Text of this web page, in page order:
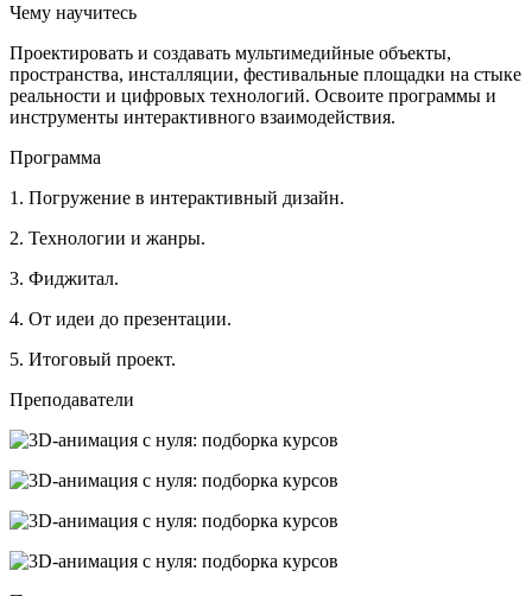
Чему научитесь
Проектировать и создавать мультимедийные объекты,
пространства, инсталляции, фестивальные площадки на стыке
реальности и цифровых технологий. Освоите программы и
инструменты интерактивного взаимодействия.
Программа
1. Погружение в интерактивный дизайн.
2. Технологии и жанры.
3. Фиджитал.
4. От идеи до презентации.
5. Итоговый проект.
Преподаватели